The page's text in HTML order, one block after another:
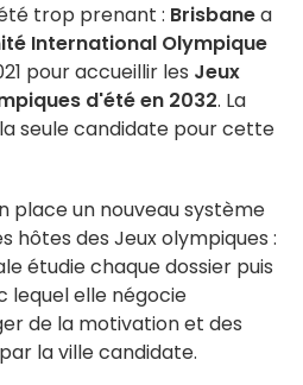
trop prenant : Brisbanea
International Olympique
pour accueillir les Jeux
d'été en 2032. La
seule candidate pour cette
place un nouveau système
hôtes des Jeux olympiques :
étudie chaque dossier puis
lequel elle négocie
de la motivation et des
la ville candidate.